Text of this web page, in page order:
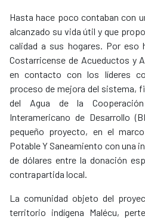
Hasta hace poco contaban con
alcanzado su vida útil y que
calidad a sus hogares. Por
Costarricense de Acueductos y
en contacto con los líderes
proceso de mejora del sistema,
del Agua de la
Interamericano de Desarrollo
pequeño proyecto, en el
Potable Y Saneamiento con una
de dólares entre la donación
contrapartida local.
La comunidad objeto del
territorio indígena Malécu,